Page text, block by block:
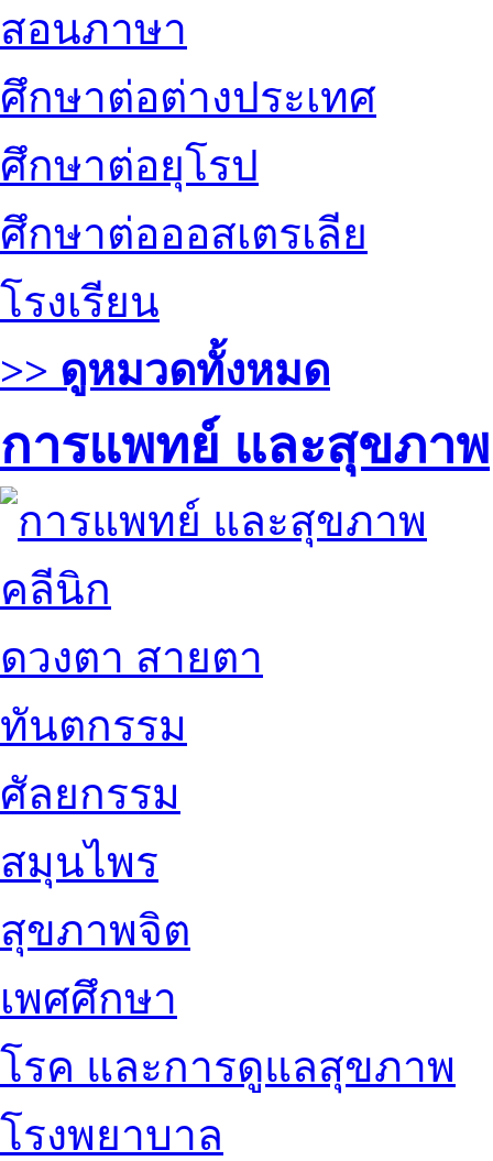
สอนภาษา
ศึกษาต่อต่างประเทศ
ศึกษาต่อยุโรป
ศึกษาต่อออสเตรเลีย
โรงเรียน
>> ดูหมวดทั้งหมด
การแพทย์ และสุขภาพ
คลีนิก
ดวงตา สายตา
ทันตกรรม
ศัลยกรรม
สมุนไพร
สุขภาพจิต
เพศศึกษา
โรค และการดูแลสุขภาพ
โรงพยาบาล